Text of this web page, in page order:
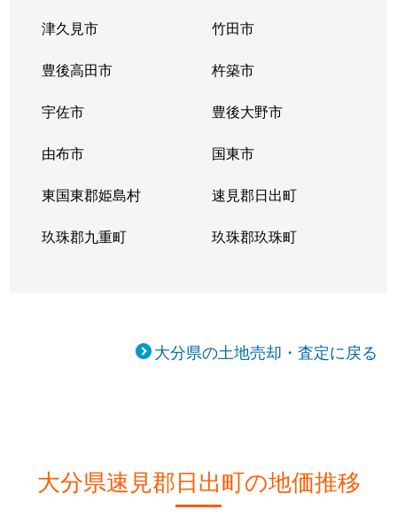
津久見市 竹田市
豊後高田市 杵築市
宇佐市 豊後大野市
由布市 国東市
東国東郡姫島村 速見郡日出町
玖珠郡九重町 玖珠郡玖珠町
大分県の土地売却・査定に戻る
大分県速見郡日出町の地価推移